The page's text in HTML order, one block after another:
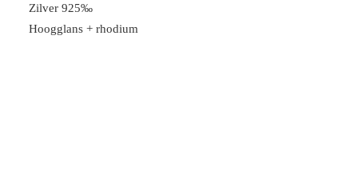
Zilver 925‰
Hoogglans + rhodium